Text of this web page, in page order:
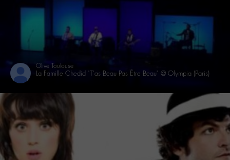
Olive Toulouse
La Famille Chedid "T'as Beau Pas Être Beau" @ Olympia (Paris)